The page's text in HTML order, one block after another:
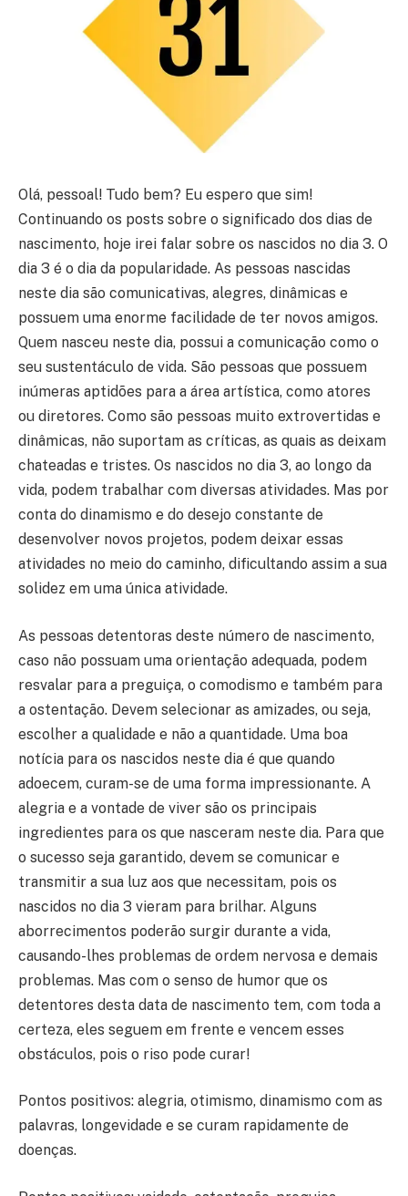
Olá, pessoal! Tudo bem? Eu espero que sim!
Continuando os posts sobre o significado dos dias de
nascimento, hoje irei falar sobre os nascidos no dia 3. O
dia 3 é o dia da popularidade. As pessoas nascidas
neste dia são comunicativas, alegres, dinâmicas e
possuem uma enorme facilidade de ter novos amigos.
Quem nasceu neste dia, possui a comunicação como o
seu sustentáculo de vida. São pessoas que possuem
inúmeras aptidões para a área artística, como atores
ou diretores. Como são pessoas muito extrovertidas e
dinâmicas, não suportam as críticas, as quais as deixam
chateadas e tristes. Os nascidos no dia 3, ao longo da
vida, podem trabalhar com diversas atividades. Mas por
conta do dinamismo e do desejo constante de
desenvolver novos projetos, podem deixar essas
atividades no meio do caminho, dificultando assim a sua
solidez em uma única atividade.
As pessoas detentoras deste número de nascimento,
caso não possuam uma orientação adequada, podem
resvalar para a preguiça, o comodismo e também para
a ostentação. Devem selecionar as amizades, ou seja,
escolher a qualidade e não a quantidade. Uma boa
notícia para os nascidos neste dia é que quando
adoecem, curam-se de uma forma impressionante. A
alegria e a vontade de viver são os principais
ingredientes para os que nasceram neste dia. Para que
o sucesso seja garantido, devem se comunicar e
transmitir a sua luz aos que necessitam, pois os
nascidos no dia 3 vieram para brilhar. Alguns
aborrecimentos poderão surgir durante a vida,
causando-lhes problemas de ordem nervosa e demais
problemas. Mas com o senso de humor que os
detentores desta data de nascimento tem, com toda a
certeza, eles seguem em frente e vencem esses
obstáculos, pois o riso pode curar!
Pontos positivos: alegria, otimismo, dinamismo com as
palavras, longevidade e se curam rapidamente de
doenças.